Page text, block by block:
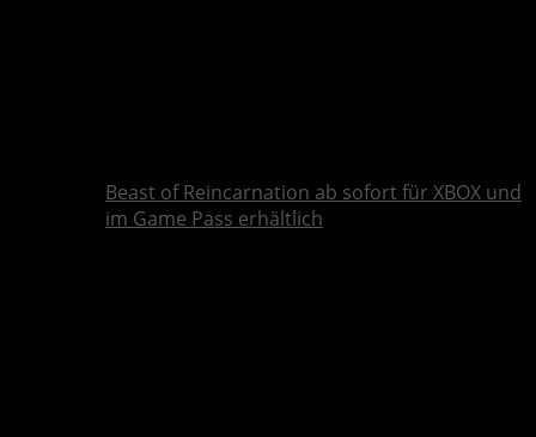
Beast of Reincarnation ab sofort für XBOX und
im Game Pass erhältlich